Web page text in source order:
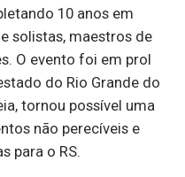
10 anos em
solistas, maestros de
O evento foi em prol
do Rio Grande do
tornou possível uma
não perecíveis e
para o RS.